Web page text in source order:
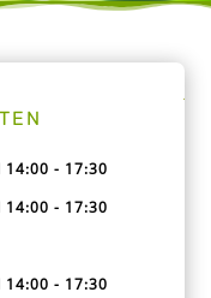
- 17:30
- 17:30
- 17:30